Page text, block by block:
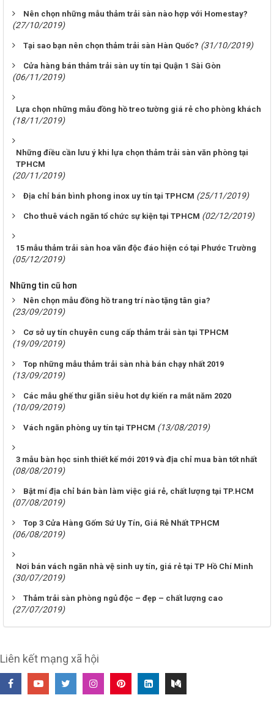
Nên chọn những mẫu thảm trải sàn nào hợp với Homestay?
(27/10/2019)
Tại sao bạn nên chọn thảm trải sàn Hàn Quốc? (31/10/2019)
Cửa hàng bán thảm trải sàn uy tín tại Quận 1 Sài Gòn
(06/11/2019)
Lựa chọn những mẫu đồng hồ treo tường giá rẻ cho phòng khách
(18/11/2019)
Những điều cần lưu ý khi lựa chọn thảm trải sàn văn phòng tại
TPHCM
(20/11/2019)
Địa chỉ bán bình phong inox uy tín tại TPHCM (25/11/2019)
Cho thuê vách ngăn tổ chức sự kiện tại TPHCM (02/12/2019)
15 mẫu thảm trải sàn hoa văn độc đáo hiện có tại Phước Trường
(05/12/2019)
Những tin cũ hơn
Nên chọn mẫu đồng hồ trang trí nào tặng tân gia?
(23/09/2019)
Cơ sở uy tín chuyên cung cấp thảm trải sàn tại TPHCM
(19/09/2019)
Top những mẫu thảm trải sàn nhà bán chạy nhất 2019
(13/09/2019)
Các mẫu ghế thư giãn siêu hot dự kiến ra mắt năm 2020
(10/09/2019)
Vách ngăn phòng uy tín tại TPHCM (13/08/2019)
3 mẫu bàn học sinh thiết kế mới 2019 và địa chỉ mua bàn tốt nhất
(08/08/2019)
Bật mí địa chỉ bán bàn làm việc giá rẻ, chất lượng tại TP.HCM
(07/08/2019)
Top 3 Cửa Hàng Gốm Sứ Uy Tín, Giá Rẻ Nhất TPHCM
(06/08/2019)
Nơi bán vách ngăn nhà vệ sinh uy tín, giá rẻ tại TP Hồ Chí Minh
(30/07/2019)
Thảm trải sàn phòng ngủ độc – đẹp – chất lượng cao
(27/07/2019)
Liên kết mạng xã hội